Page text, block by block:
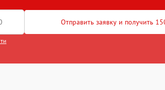
Отправить заявку и получить